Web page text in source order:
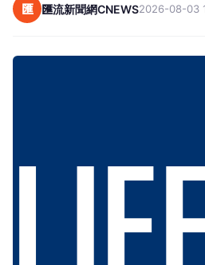
匯 匯流新聞網CNEWS2026-08-03